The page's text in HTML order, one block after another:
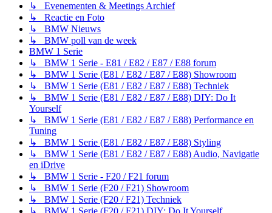
↳ Evenementen & Meetings Archief
↳ Reactie en Foto
↳ BMW Nieuws
↳ BMW poll van de week
BMW 1 Serie
↳ BMW 1 Serie - E81 / E82 / E87 / E88 forum
↳ BMW 1 Serie (E81 / E82 / E87 / E88) Showroom
↳ BMW 1 Serie (E81 / E82 / E87 / E88) Techniek
↳ BMW 1 Serie (E81 / E82 / E87 / E88) DIY: Do It
Yourself
↳ BMW 1 Serie (E81 / E82 / E87 / E88) Performance en
Tuning
↳ BMW 1 Serie (E81 / E82 / E87 / E88) Styling
↳ BMW 1 Serie (E81 / E82 / E87 / E88) Audio, Navigatie
en iDrive
↳ BMW 1 Serie - F20 / F21 forum
↳ BMW 1 Serie (F20 / F21) Showroom
↳ BMW 1 Serie (F20 / F21) Techniek
↳ BMW 1 Serie (F20 / F21) DIY: Do It Yourself